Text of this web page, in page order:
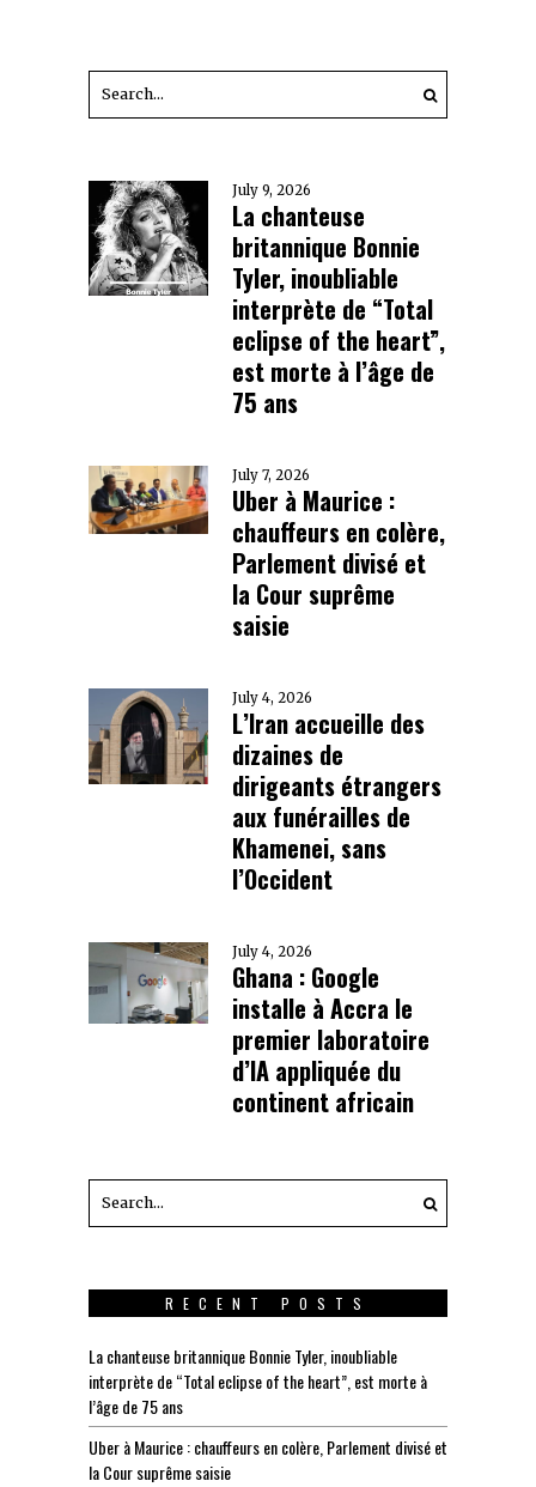
July 9, 2026
La chanteuse
britannique Bonnie
Tyler, inoubliable
interprète de “Total
eclipse of the heart”,
est morte à l’âge de
75 ans
July 7, 2026
Uber à Maurice :
chauffeurs en colère,
Parlement divisé et
la Cour suprême
saisie
July 4, 2026
L’Iran accueille des
dizaines de
dirigeants étrangers
aux funérailles de
Khamenei, sans
l’Occident
July 4, 2026
Ghana : Google
installe à Accra le
premier laboratoire
d’IA appliquée du
continent africain
RECENT POSTS
La chanteuse britannique Bonnie Tyler, inoubliable
interprète de “Total eclipse of the heart”, est morte à
l’âge de 75 ans
Uber à Maurice : chauffeurs en colère, Parlement divisé et
la Cour suprême saisie